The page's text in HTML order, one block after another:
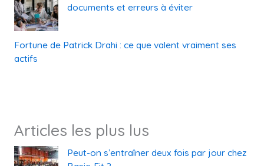
documents et erreurs à éviter
Fortune de Patrick Drahi : ce que valent vraiment ses
actifs
Articles les plus lus
Peut-on s’entraîner deux fois par jour chez